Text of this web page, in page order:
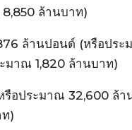
ล้านบาท)
ล้านปอนด์ (หรือปร
มาณ 1,820 ล้านบาท)
อประมาณ 32,600 ล้า
)